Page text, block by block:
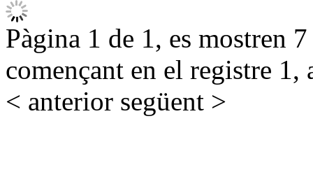
Pàgina 1 de 1, es mostren
començant en el registre 1,
< anterior següent >